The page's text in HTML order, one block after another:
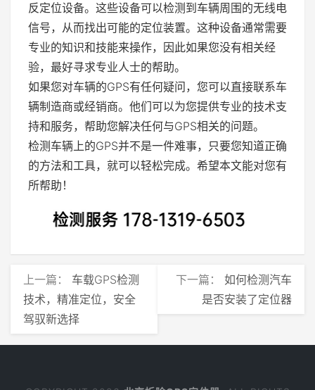
反定位设备。这些设备可以检测到车辆周围的无线电
信号，从而找出可能的定位装置。这种设备通常需要
专业的知识和技能来操作，因此如果您没有相关经
验，最好寻求专业人士的帮助。
如果您对车辆的GPS有任何疑问，您可以直接联系车
辆制造商或经销商。他们可以为您提供专业的技术支
持和服务，帮助您解决任何与GPS相关的问题。
检测车辆上的GPS并不是一件难事，只要您知道正确
的方法和工具，就可以轻松完成。希望本文能对您有
所帮助！
上一篇： 车载GPS检测
技术，精准定位，安全
驾驭新选择
下一篇： 如何检测汽车
是否安装了定位器